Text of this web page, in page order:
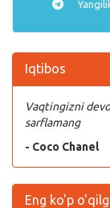
Iqtibos
Vaqtingizni
sarflamang
- Coco Chanel
Eng ko'p